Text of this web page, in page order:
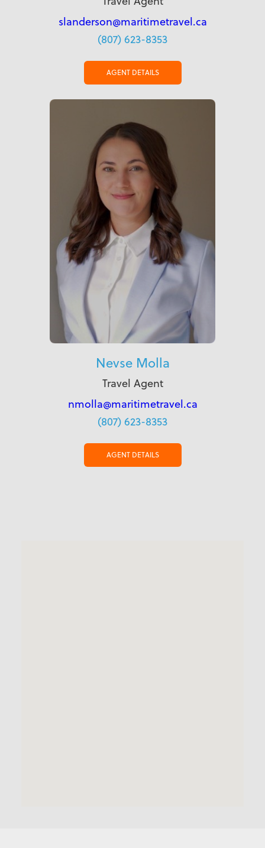
slanderson@maritimetravel.ca
(807) 623-8353
AGENT DETAILS
Nevse Molla
Travel Agent
nmolla@maritimetravel.ca
(807) 623-8353
AGENT DETAILS